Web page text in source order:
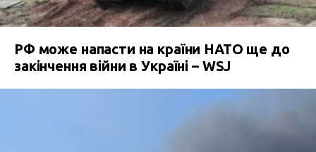
РФ може напасти на країни НАТО ще до
закінчення війни в Україні – WSJ